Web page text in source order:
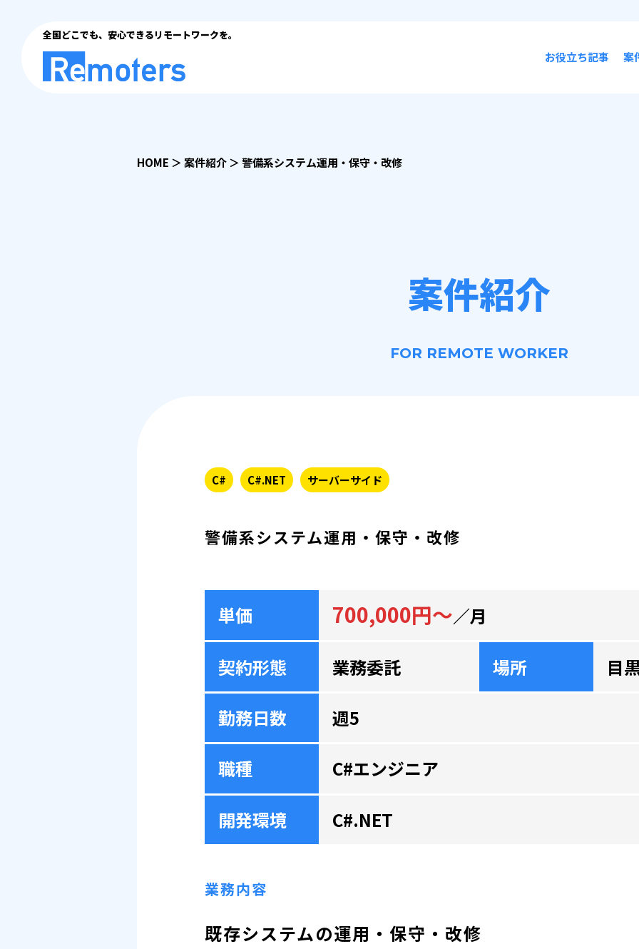
全国どこでも、安心できるリモートワークを。
お役立ち記事 案
HOME ＞案件紹介＞警備系システム運用・保守・改修
案件紹介
FOR REMOTE WORKER
C# C#.NET サーバーサイド
警備系システム運用・保守・改修
単価 700,000円～／月
契約形態 業務委託 場所 目
勤務日数 週5
職種 C#エンジニア
開発環境 C#.NET
業務内容
既存システムの運用・保守・改修